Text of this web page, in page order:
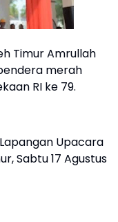
Timur Amrullah
merah
RI ke 79.
Upacara
Sabtu 17 Agustus